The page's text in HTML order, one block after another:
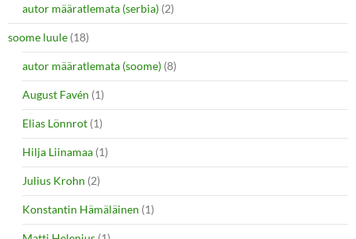
autor määratlemata (serbia) (2)
soome luule (18)
autor määratlemata (soome) (8)
August Favén (1)
Elias Lönnrot (1)
Hilja Liinamaa (1)
Julius Krohn (2)
Konstantin Hämäläinen (1)